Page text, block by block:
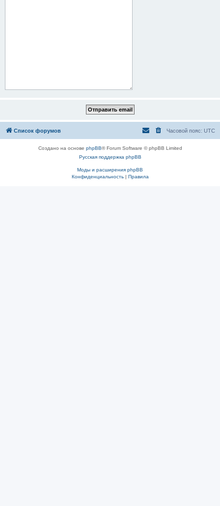
Список форумов Часовой пояс: UTC
Создано на основе phpBB® Forum Software © phpBB Limited
Русская поддержка phpBB
Моды и расширения phpBB
Конфиденциальность| Правила